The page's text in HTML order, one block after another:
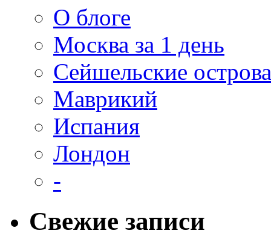
О блоге
Москва за 1 день
Сейшельские острова
Маврикий
Испания
Лондон
-
Свежие записи